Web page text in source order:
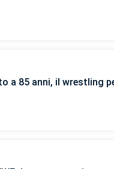
a 85 anni, il wrestling